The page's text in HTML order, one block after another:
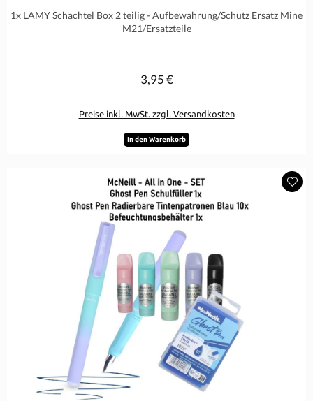
1x LAMY Schachtel Box 2 teilig - Aufbewahrung/Schutz Ersatz Mine
M21/Ersatzteile
Regulärer Preis:
3,95 €
Preise inkl. MwSt. zzgl. Versandkosten
In den Warenkorb